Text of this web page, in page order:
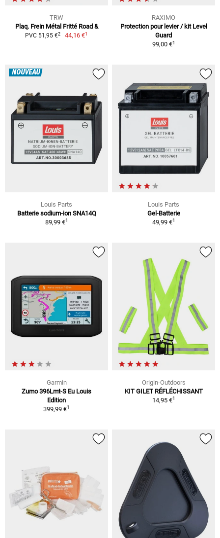
TRW
Plaq. Frein Métal Fritté Road &
PVC 51,95 €2 44,16 €1
RAXIMO
Protection pour levier / kit Level
Guard
99,00 €1
NOUVEAU
Louis Parts
Batterie sodium-ion SNA14Q
89,99 €1
Louis Parts
Gel-Batterie
49,99 €1
Garmin
Zumo 396Lmt-S Eu Louis
Edition
399,99 €1
Origin-Outdoors
KIT GILET RÉFLÉCHISSANT
14,95 €1